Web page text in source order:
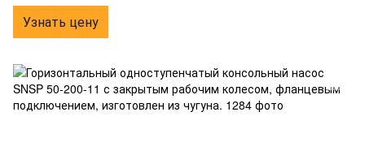
Узнать цену